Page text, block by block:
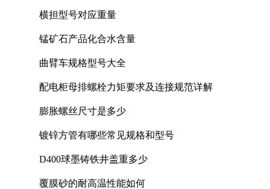
横担型号对应重量
锰矿石产品化合水含量
曲臂车规格型号大全
配电柜母排螺栓力矩要求及连接规范详解
膨胀螺丝尺寸是多少
镀锌方管有哪些常见规格和型号
D400球墨铸铁井盖重多少
覆膜砂的耐高温性能如何